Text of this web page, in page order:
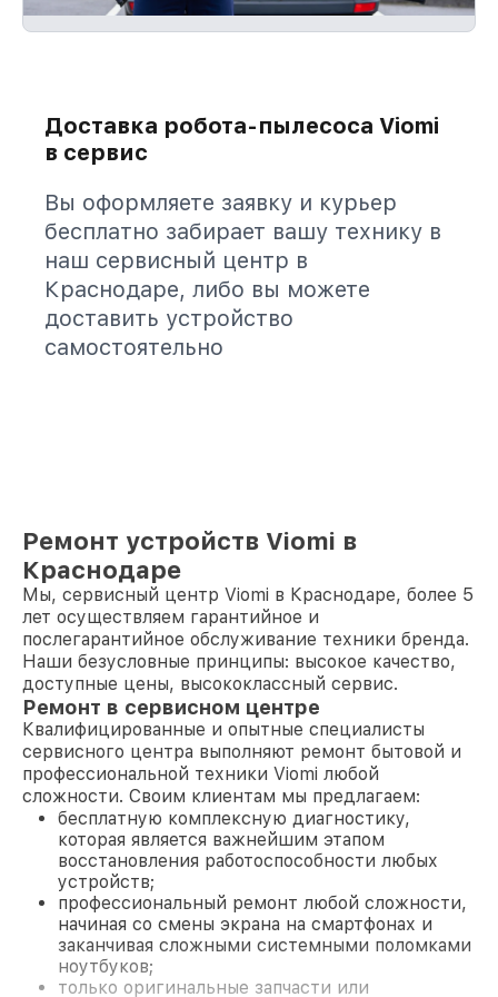
Доставка робота-пылесоса Viomi
в сервис
Вы оформляете заявку и курьер
бесплатно забирает вашу технику в
наш сервисный центр в
Краснодаре, либо вы можете
доставить устройство
самостоятельно
Ремонт устройств Viomi в
Краснодаре
Мы, сервисный центр Viomi в Краснодаре, более 5
лет осуществляем гарантийное и
послегарантийное обслуживание техники бренда.
Наши безусловные принципы: высокое качество,
доступные цены, высококлассный сервис.
Ремонт в сервисном центре
Квалифицированные и опытные специалисты
сервисного центра выполняют ремонт бытовой и
профессиональной техники Viomi любой
сложности. Своим клиентам мы предлагаем:
бесплатную комплексную диагностику,
которая является важнейшим этапом
восстановления работоспособности любых
устройств;
профессиональный ремонт любой сложности,
начиная со смены экрана на смартфонах и
заканчивая сложными системными поломками
ноутбуков;
только оригинальные запчасти или